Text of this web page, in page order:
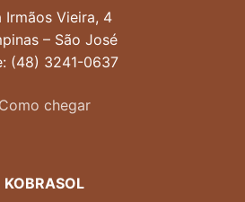
Irmãos Vieira, 4
– São José
(48) 3241-0637
Como chegar
KOBRASOL